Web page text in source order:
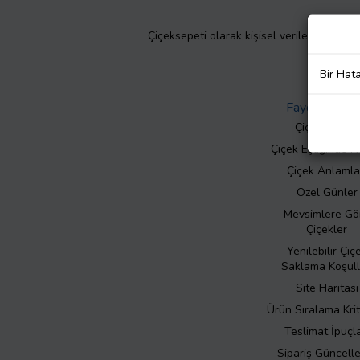
Çiçeksepeti olarak kişisel verilerinizin
Faydalı Bilgiler
Çiçek Bakımı
Çiçek Eşliğinde
Çiçek
Özel Günler
Mevsimlere
Çiçekler
Yenilebilir
Saklama
Site Haritası
Ürün Sıralama
Teslimat
Sipariş
Bir